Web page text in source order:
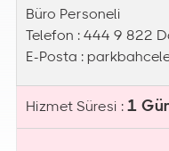
Büro Personeli
Telefon : 444 9 822
E-Posta :
Hizmet Süresi : 1